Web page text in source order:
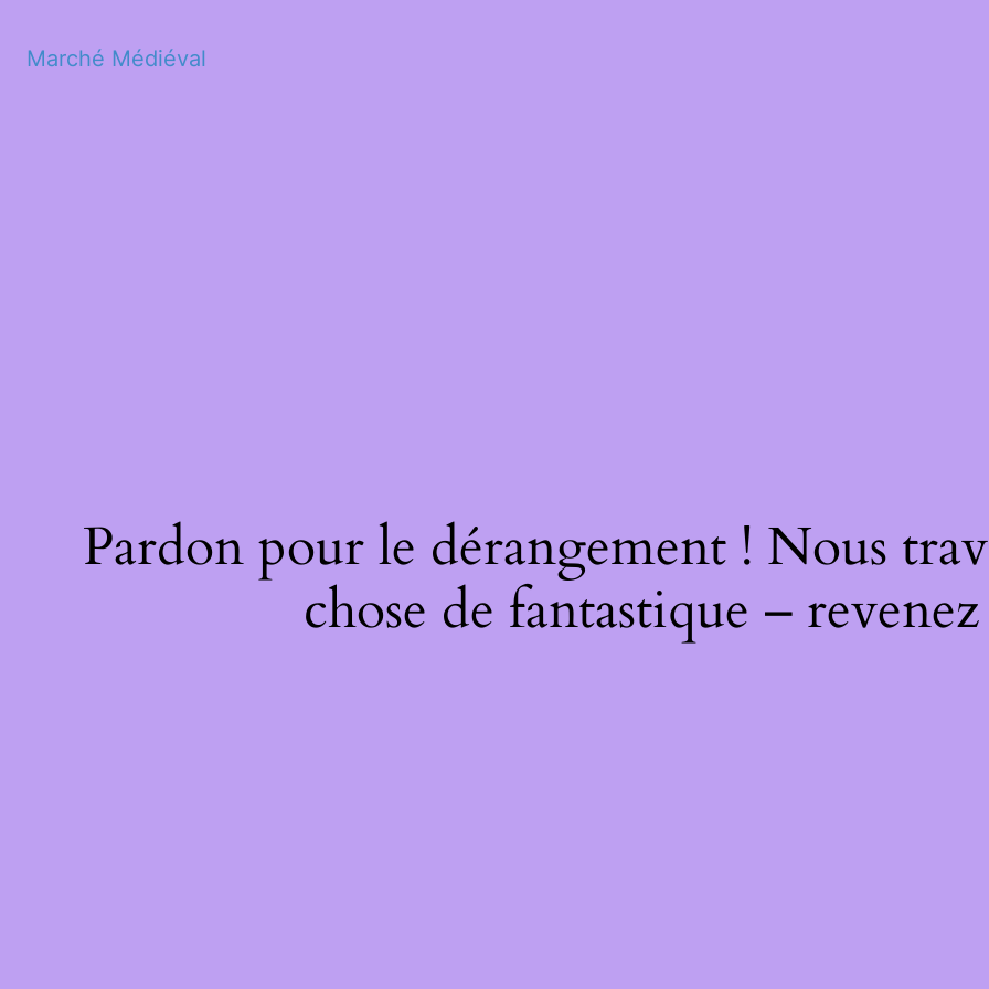
Marché Médiéval
Pardon pour le dérangement ! Nous
chose de fantastique –